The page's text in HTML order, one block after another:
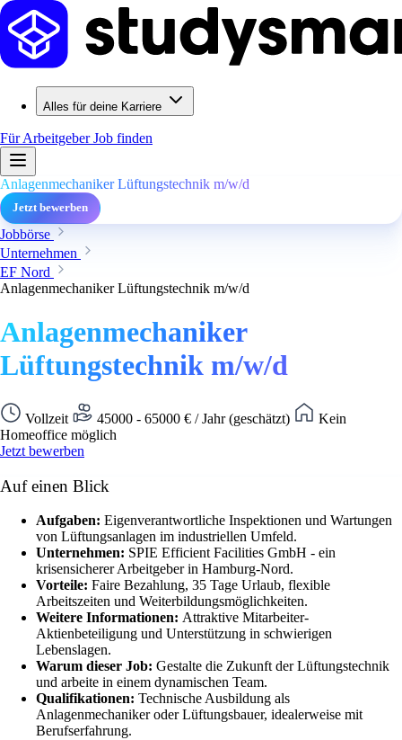
Alles für deine Karriere
Für ArbeitgeberJob finden
Anlagenmechaniker Lüftungstechnik m/w/d
Jetzt bewerben
Jobbörse
Unternehmen
EF Nord
Anlagenmechaniker Lüftungstechnik m/w/d
Anlagenmechaniker
Lüftungstechnik m/w/d
Vollzeit 45000 - 65000 € / Jahr (geschätzt)
Kein
Homeoffice möglich
Jetzt bewerben
Auf einen Blick
Aufgaben: Eigenverantwortliche Inspektionen und Wartungen
von Lüftungsanlagen im industriellen Umfeld.
Unternehmen: SPIE Efficient Facilities GmbH - ein
krisensicherer Arbeitgeber in Hamburg-Nord.
Vorteile: Faire Bezahlung, 35 Tage Urlaub, flexible
Arbeitszeiten und Weiterbildungsmöglichkeiten.
Weitere Informationen: Attraktive Mitarbeiter-
Aktienbeteiligung und Unterstützung in schwierigen
Lebenslagen.
Warum dieser Job: Gestalte die Zukunft der Lüftungstechnik
und arbeite in einem dynamischen Team.
Qualifikationen: Technische Ausbildung als
Anlagenmechaniker oder Lüftungsbauer, idealerweise mit
Berufserfahrung.